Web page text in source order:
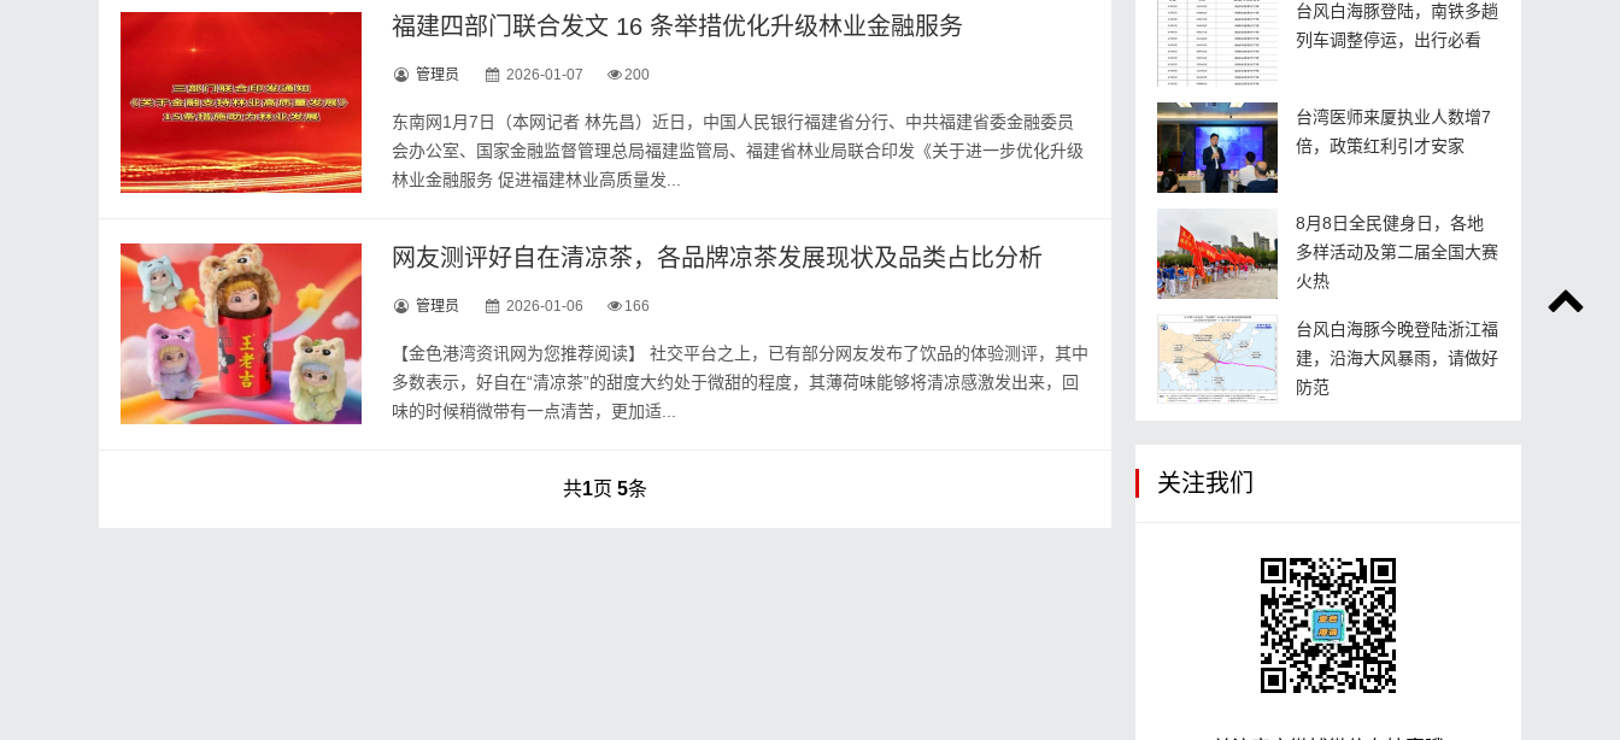
福建四部门联合发文 16 条举措优化升级林业金融服务
管理员 2026-01-07 200
东南网1月7日（本网记者 林先昌）近日，中国人民银行福建省分行、中共福建省委金融委员
会办公室、国家金融监督管理总局福建监管局、福建省林业局联合印发《关于进一步优化升级
林业金融服务 促进福建林业高质量发...
网友测评好自在清凉茶，各品牌凉茶发展现状及品类占比分析
管理员 2026-01-06 166
【金色港湾资讯网为您推荐阅读】 社交平台之上，已有部分网友发布了饮品的体验测评，其中
多数表示，好自在“清凉茶”的甜度大约处于微甜的程度，其薄荷味能够将清凉感激发出来，回
味的时候稍微带有一点清苦，更加适...
共1页 5条
台风白海豚登陆，南铁多趟
列车调整停运，出行必看
台湾医师来厦执业人数增7
倍，政策红利引才安家
8月8日全民健身日，各地
多样活动及第二届全国大赛
火热
台风白海豚今晚登陆浙江福
建，沿海大风暴雨，请做好
防范
关注我们